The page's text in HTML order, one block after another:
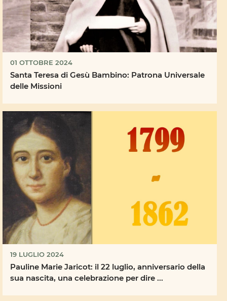
01 OTTOBRE 2024
Santa Teresa di Gesù Bambino: Patrona Universale
delle Missioni
19 LUGLIO 2024
Pauline Marie Jaricot: il 22 luglio, anniversario della
sua nascita, una celebrazione per dire ...